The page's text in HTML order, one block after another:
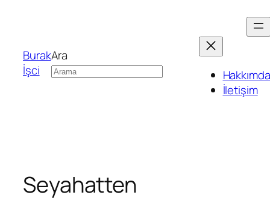
Burak
İşci
Ara
Hakkımda
İletişim
Seyahatten